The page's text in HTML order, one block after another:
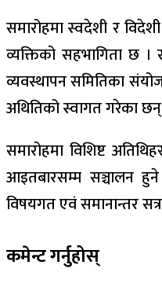
समारोहमा स्वदेशी र
व्यक्तिको सहभागिता छ ।
व्यवस्थापन समितिका
अथितिको स्वागत गरेका
समारोहमा विशिष्ट
आइतबारसम्म सञ्चालन
विषयगत एवं समानान्तर
कमेन्ट गर्नुहोस्